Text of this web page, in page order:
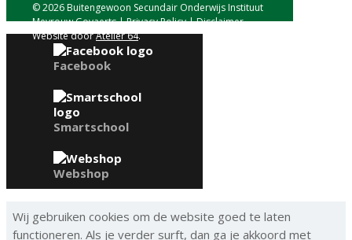
© 2026 Buitengewoon Secundair Onderwijs Instituut
Mevrouw Govaerts|Privacy Policy|Disclaimer
Website doorAtelier 64.
Facebook
Smartschool
Webshop
Wij gebruiken cookies om de website goed te laten
functioneren. Als je verder surft, dan ga je akkoord met